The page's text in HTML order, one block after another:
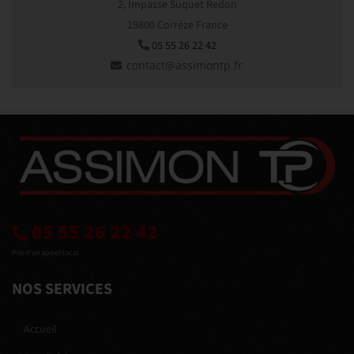
2, Impasse Suquet Redon
19800 Corrèze France
05 55 26 22 42
05 55 26 22 42
Prix d’un appel local
NOS SERVICES
Accueil